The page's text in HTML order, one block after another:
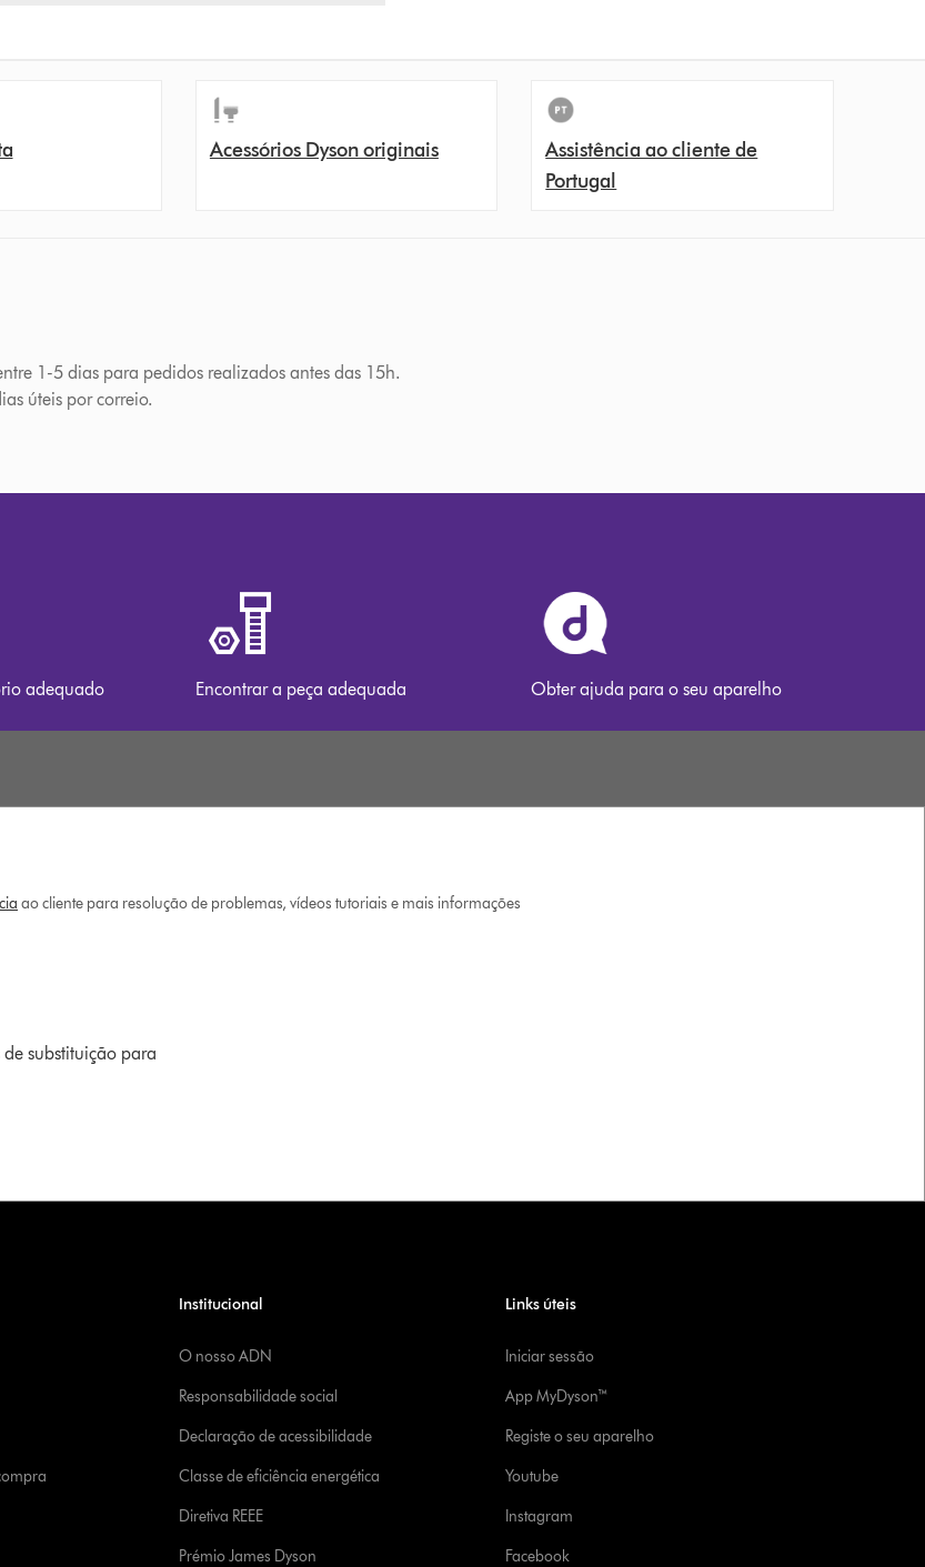
Acessórios Dyson originais
Assistência ao cliente de
Portugal
1-5 dias para pedidos realizados antes das 15h.
úteis por correio.
adequado Encontrar a peça adequada Obter ajuda para o seu aparelho
ao cliente para resolução de problemas, vídeos tutoriais e mais informações
de substituição para
Institucional
O nosso ADN
Responsabilidade social
Declaração de acessibilidade
Classe de eficiência energética
Diretiva REEE
Prémio James Dyson
Links úteis
Iniciar sessão
App MyDyson™
Registe o seu aparelho
Youtube
Instagram
Facebook